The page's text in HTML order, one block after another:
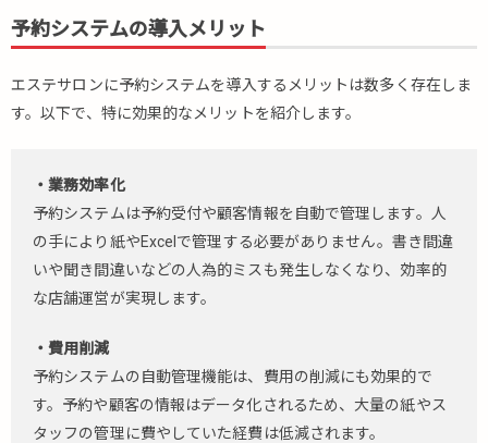
予約システムの導入メリット
エステサロンに予約システムを導入するメリットは数多く存在しま
す。以下で、特に効果的なメリットを紹介します。
・業務効率化
予約システムは予約受付や顧客情報を自動で管理します。人
の手により紙やExcelで管理する必要がありません。書き間違
いや聞き間違いなどの人為的ミスも発生しなくなり、効率的
な店舗運営が実現します。
・費用削減
予約システムの自動管理機能は、費用の削減にも効果的で
す。予約や顧客の情報はデータ化されるため、大量の紙やス
タッフの管理に費やしていた経費は低減されます。